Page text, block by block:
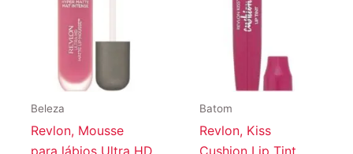
Beleza
Revlon, Mousse
Batom
Revlon, Kiss